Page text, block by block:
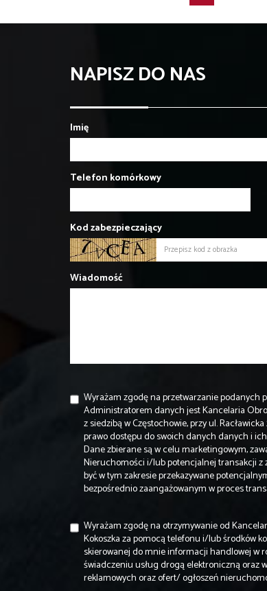
NAPISZ DO NAS
Imię
Telefon komórkowy
Kod zabezpieczający
Wiadomość
Wyrażam zgodę na przetwarzanie podanych
Administratorem danych jest Kancelaria
z siedzibą w Częstochowie, przy ul.
prawo dostępu do swoich danych danych i
Dane zbierane są w celu marketingowym,
Nieruchomości i/lub potencjalnej transakcji
być w tym zakresie przekazywane
bezpośrednio zaangażowanym w proces
Wyrażam zgodę na otrzymywanie od
Kokoszka za pomocą telefonu i/lub środków
skierowanej do mnie informacji handlowej w
świadczeniu usług drogą elektroniczną oraz
reklamowych oraz ofert/ ogłoszeń